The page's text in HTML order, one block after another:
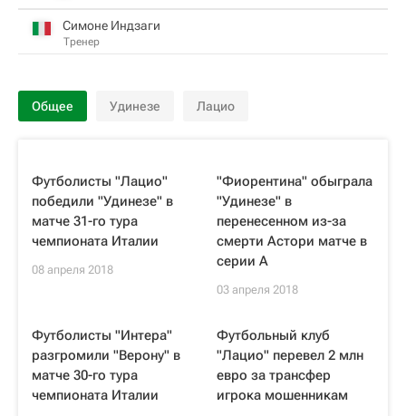
Симоне Индзаги
Тренер
Общее Удинезе Лацио
Футболисты "Лацио"
победили "Удинезе" в
матче 31-го тура
чемпионата Италии
08 апреля 2018
"Фиорентина" обыграла
"Удинезе" в
перенесенном из-за
смерти Астори матче в
серии A
03 апреля 2018
Футболисты "Интера"
разгромили "Верону" в
матче 30-го тура
чемпионата Италии
Футбольный клуб
"Лацио" перевел 2 млн
евро за трансфер
игрока мошенникам